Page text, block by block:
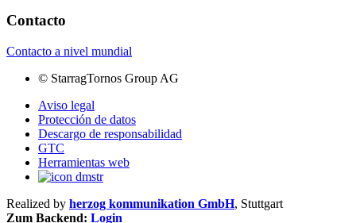
Contacto
Contacto a nivel mundial
© StarragTornos Group AG
Aviso legal
Protección de datos
Descargo de responsabilidad
GTC
Herramientas web
Realized by herzog kommunikation GmbH, Stuttgart
Zum Backend: Login